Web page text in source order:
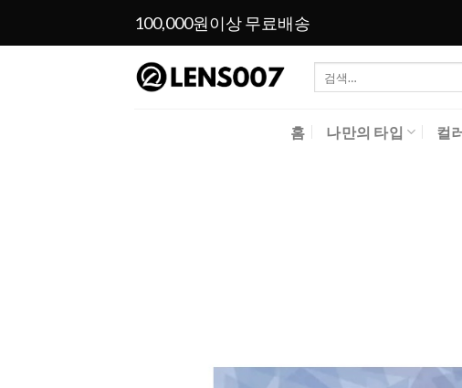
100,000원이상 무료배송
색:
홈 나만의 타입 컬